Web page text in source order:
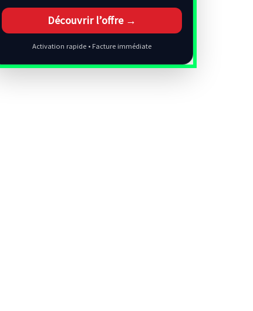
Découvrir l’offre →
Activation rapide • Facture immédiate